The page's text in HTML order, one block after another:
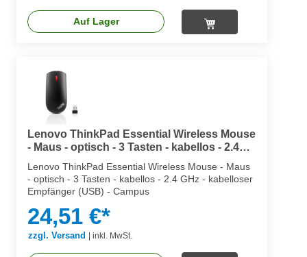
Auf Lager
Lenovo ThinkPad Essential Wireless Mouse
- Maus - optisch - 3 Tasten - kabellos - 2.4
Lenovo ThinkPad Essential Wireless Mouse - Maus
- optisch - 3 Tasten - kabellos - 2.4 GHz - kabelloser
Empfänger (USB) - Campus
24,51 €*
zzgl. Versand inkl. MwSt.